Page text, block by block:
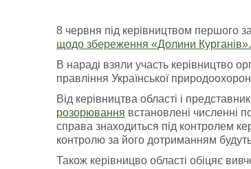
8 червня під керівництвом першого
щодо збереження «Долини Курганів».
В нараді взяли участь керівництво
правління Української
Від керівництва області і
розорювання встановлені численні
справа знаходиться під контролем
контролю за його дотриманням
Також керівницво області обіцяє